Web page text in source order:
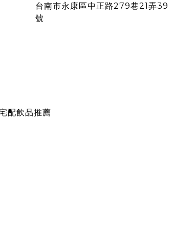
台南市永康區中正路279巷21弄39
號
配飲品推薦